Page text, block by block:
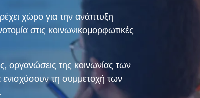
χώρο για την ανάπτυξη
στις κοινωνικομορφωτικές
οργανώσεις της κοινωνίας των
ενισχύσουν τη συμμετοχή των